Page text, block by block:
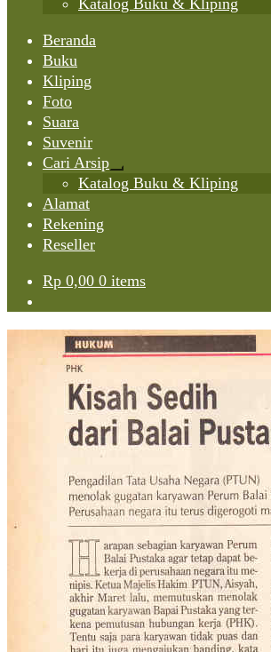
Katalog Buku & Kliping
Beranda
Buku
Kliping
Foto
Suara
Suvenir
Cari Arsip
Expand
child
Katalog Buku & Kliping
Alamat
Rekening
Reseller
Rp 0,00 0 items